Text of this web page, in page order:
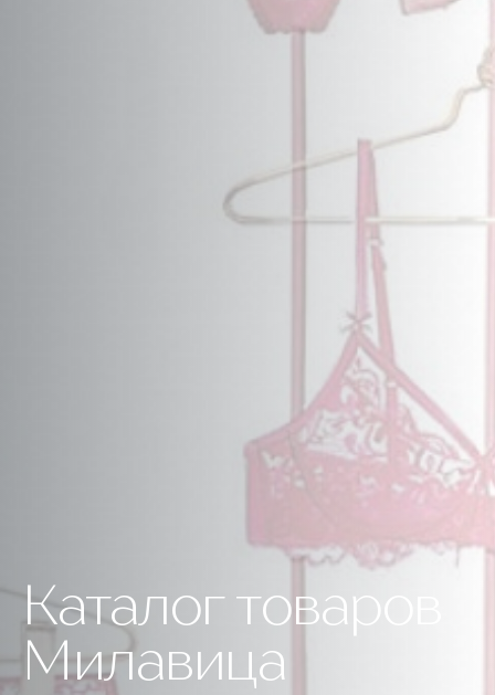
Каталог товаров
Милавица